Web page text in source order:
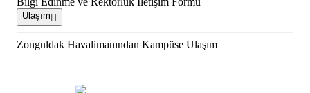
Ulaşım
Zonguldak Havalimanından Kampüse Ulaşım